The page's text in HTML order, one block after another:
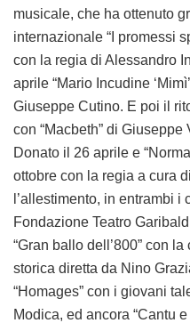
musicale, che ha ottenuto
internazionale “I promessi
con la regia di Alessandro
aprile “Mario Incudine
Giuseppe Cutino. E poi il
con “Macbeth” di
Donato il 26 aprile e
ottobre con la regia a cura
l’allestimento, in entrambi
Fondazione Teatro
“Gran ballo dell’800” con
storica diretta da Nino
“Homages” con i giovani
Modica, ed ancora “Cantu